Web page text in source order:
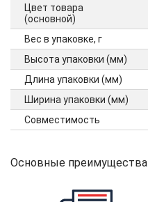
Цвет товара
(основной)
Вес в упаковке, г
Высота упаковки (мм)
Длина упаковки (мм)
Ширина упаковки (мм)
Совместимость
Основные преимущества